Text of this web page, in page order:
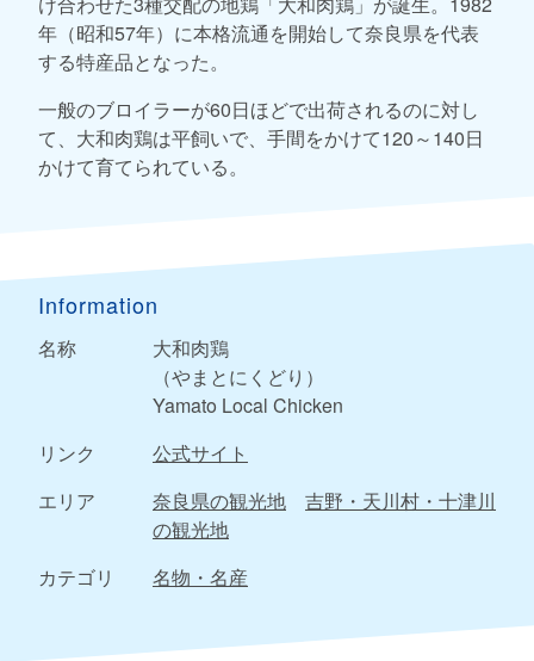
年（昭和57年）に本格流通を開始して奈良県を代表
する特産品となった。
一般のブロイラーが60日ほどで出荷されるのに対し
て、大和肉鶏は平飼いで、手間をかけて120～140日
かけて育てられている。
Information
名称
大和肉鶏
（やまとにくどり）
Yamato Local Chicken
リンク
公式サイト
エリア
奈良県の観光地
吉野・天川村・十津川
の観光地
カテゴリ
名物・名産